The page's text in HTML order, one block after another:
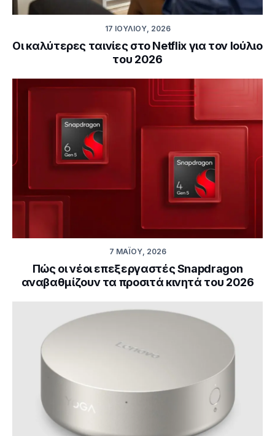
17 ΙΟΥΛΊΟΥ, 2026
Οι καλύτερες ταινίες στο Netflix για τον Ιούλιο
του 2026
7 ΜΑΪ́ΟΥ, 2026
Πώς οι νέοι επεξεργαστές Snapdragon
αναβαθμίζουν τα προσιτά κινητά του 2026